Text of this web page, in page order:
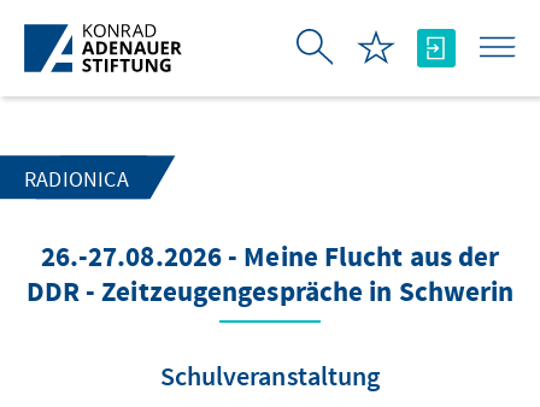
Skip to Main Content
RADIONICA
26.-27.08.2026 - Meine Flucht aus der
DDR - Zeitzeugengespräche in Schwerin
Schulveranstaltung